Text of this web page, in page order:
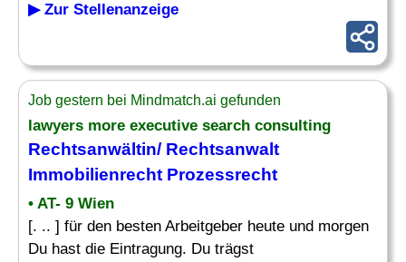
▶ Zur Stellenanzeige
Job gestern bei Mindmatch.ai gefunden
lawyers more executive search consulting
Rechtsanwältin/ Rechtsanwalt
Immobilienrecht Prozessrecht
• AT- 9 Wien
[. .. ] für den besten Arbeitgeber heute und morgen
Du hast die Eintragung. Du trägst